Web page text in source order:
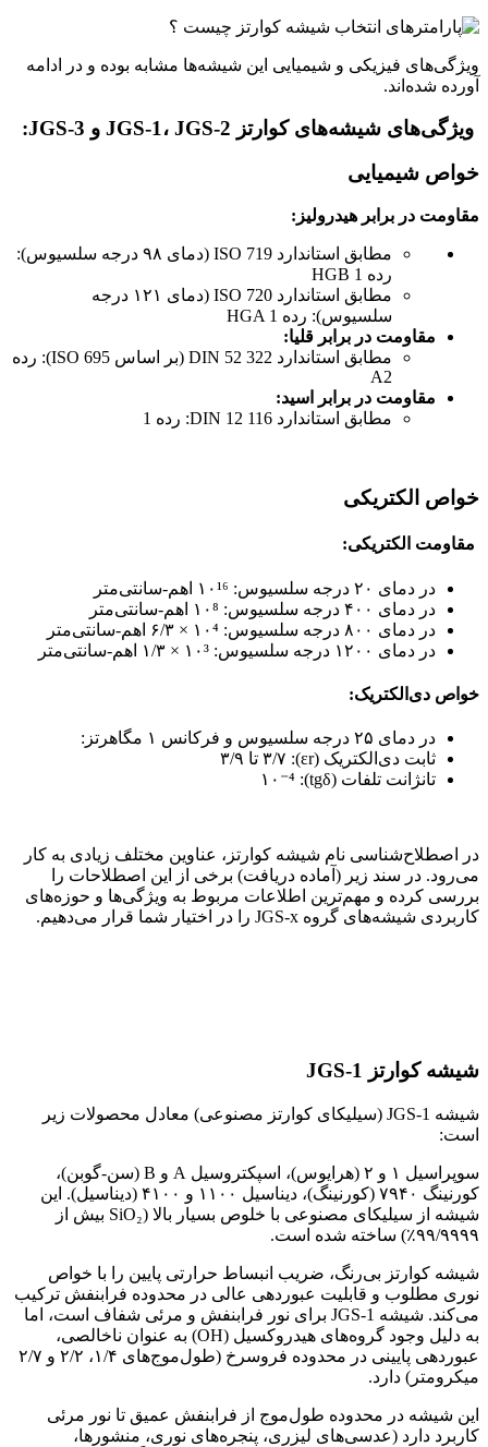
ویژگی‌های فیزیکی و شیمیایی این شیشه‌ها مشابه بوده و در ادامه
آورده شده‌اند.
ویژگی‌های شیشه‌های کوارتز JGS-1، JGS-2 و JGS-3:
خواص شیمیایی
مقاومت در برابر هیدرولیز:
مطابق استاندارد ISO 719 (دمای ۹۸ درجه سلسیوس):
رده HGB 1
مطابق استاندارد ISO 720 (دمای ۱۲۱ درجه
سلسیوس): رده HGA 1
مقاومت در برابر قلیا:
مطابق استاندارد DIN 52 322 (بر اساس ISO 695): رده
A2
مقاومت در برابر اسید:
مطابق استاندارد DIN 12 116: رده 1
خواص الکتریکی
مقاومت الکتریکی:
در دمای ۲۰ درجه سلسیوس: ۱۰¹⁶ اهم-سانتی‌متر
در دمای ۴۰۰ درجه سلسیوس: ۱۰⁸ اهم-سانتی‌متر
در دمای ۸۰۰ درجه سلسیوس: ۱۰⁴ × ۶/۳ اهم-سانتی‌متر
در دمای ۱۲۰۰ درجه سلسیوس: ۱۰³ × ۱/۳ اهم-سانتی‌متر
خواص دی‌الکتریک:
در دمای ۲۵ درجه سلسیوس و فرکانس ۱ مگاهرتز:
ثابت دی‌الکتریک (εr): ۳/۷ تا ۳/۹
تانژانت تلفات (tgδ): ۱۰⁻⁴
در اصطلاح‌شناسی نام شیشه کوارتز، عناوین مختلف زیادی به کار
می‌رود. در سند زیر (آماده دریافت) برخی از این اصطلاحات را
بررسی کرده و مهم‌ترین اطلاعات مربوط به ویژگی‌ها و حوزه‌های
کاربردی شیشه‌های گروه JGS-x را در اختیار شما قرار می‌دهیم.
شیشه کوارتز JGS-1
شیشه JGS-1 (سیلیکای کوارتز مصنوعی) معادل محصولات زیر
است:
سوپراسیل ۱ و ۲ (هرایوس)، اسپکتروسیل A و B (سن-گوبن)،
کورنینگ ۷۹۴۰ (کورنینگ)، دیناسیل ۱۱۰۰ و ۴۱۰۰ (دیناسیل). این
شیشه از سیلیکای مصنوعی با خلوص بسیار بالا (SiO₂ بیش از
۹۹/۹۹۹۹٪) ساخته شده است.
شیشه کوارتز بی‌رنگ، ضریب انبساط حرارتی پایین را با خواص
نوری مطلوب و قابلیت عبوردهی عالی در محدوده فرابنفش ترکیب
می‌کند. شیشه JGS-1 برای نور فرابنفش و مرئی شفاف است، اما
به دلیل وجود گروه‌های هیدروکسیل (OH) به عنوان ناخالصی،
عبوردهی پایینی در محدوده فروسرخ (طول‌موج‌های ۱/۴، ۲/۲ و ۲/۷
میکرومتر) دارد.
این شیشه در محدوده طول‌موج از فرابنفش عمیق تا نور مرئی
کاربرد دارد (عدسی‌های لیزری، پنجره‌های نوری، منشورها،